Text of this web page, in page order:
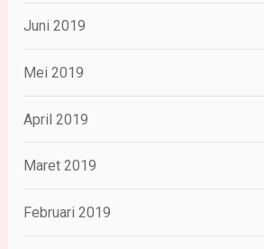
Juni 2019
Mei 2019
April 2019
Maret 2019
Februari 2019